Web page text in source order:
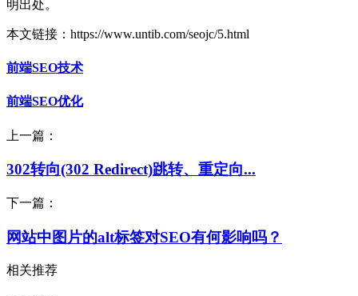
明出处。
本文链接：https://www.untib.com/seojc/5.html
前端SEO技术
前端SEO优化
上一篇：
302转向(302 Redirect)跳转、重定向...
下一篇：
网站中图片的alt标签对SEO有何影响吗？
相关推荐